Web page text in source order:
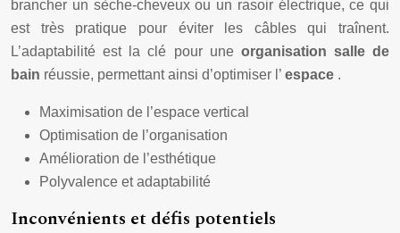
brancher un sèche-cheveux ou un rasoir électrique, ce qui
est très pratique pour éviter les câbles qui traînent.
L’adaptabilité est la clé pour une organisation salle de
bain réussie, permettant ainsi d’optimiser l’ espace .
Maximisation de l’espace vertical
Optimisation de l’organisation
Amélioration de l’esthétique
Polyvalence et adaptabilité
Inconvénients et défis potentiels